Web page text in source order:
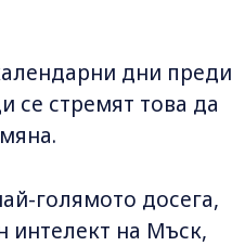
дни преди
се стремят това да
голямото досега,
интелект на Мъск,